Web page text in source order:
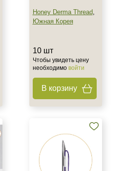
Honey Derma Thread,
Южная Корея
10 шт
Чтобы увидеть цену
необходимо войти
В корзину